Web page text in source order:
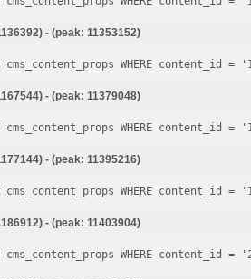
- (peak: 11353152)
- (peak: 11379048)
- (peak: 11395216)
- (peak: 11403904)